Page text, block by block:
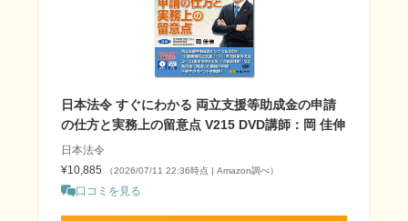
日本法令 すぐにわかる 両立支援等助成金の申請
の仕方と実務上の留意点 V215 DVD講師：岡 佳伸
日本法令
¥10,885
（2026/07/11 22:36時点 | Amazon調べ）
口コミを見る